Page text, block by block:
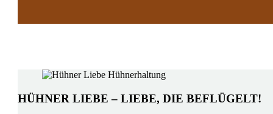
HÜHNER LIEBE – LIEBE, DIE BEFLÜGELT!